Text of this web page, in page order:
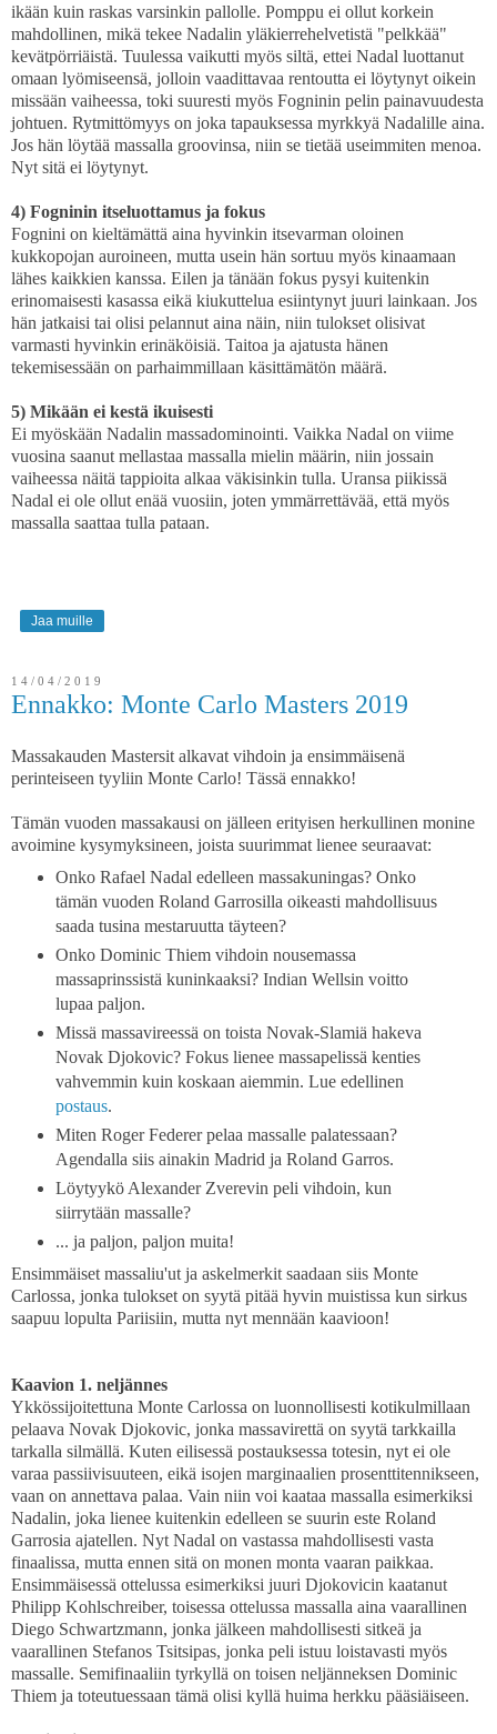
ikään kuin raskas varsinkin pallolle. Pomppu ei ollut korkein
mahdollinen, mikä tekee Nadalin yläkierrehelvetistä "pelkkää"
kevätpörriäistä. Tuulessa vaikutti myös siltä, ettei Nadal luottanut
omaan lyömiseensä, jolloin vaadittavaa rentoutta ei löytynyt oikein
missään vaiheessa, toki suuresti myös Fogninin pelin painavuudesta
johtuen. Rytmittömyys on joka tapauksessa myrkkyä Nadalille aina.
Jos hän löytää massalla groovinsa, niin se tietää useimmiten menoa.
Nyt sitä ei löytynyt.
4) Fogninin itseluottamus ja fokus
Fognini on kieltämättä aina hyvinkin itsevarman oloinen
kukkopojan auroineen, mutta usein hän sortuu myös kinaamaan
lähes kaikkien kanssa. Eilen ja tänään fokus pysyi kuitenkin
erinomaisesti kasassa eikä kiukuttelua esiintynyt juuri lainkaan. Jos
hän jatkaisi tai olisi pelannut aina näin, niin tulokset olisivat
varmasti hyvinkin erinäköisiä. Taitoa ja ajatusta hänen
tekemisessään on parhaimmillaan käsittämätön määrä.
5) Mikään ei kestä ikuisesti
Ei myöskään Nadalin massadominointi. Vaikka Nadal on viime
vuosina saanut mellastaa massalla mielin määrin, niin jossain
vaiheessa näitä tappioita alkaa väkisinkin tulla. Uransa piikissä
Nadal ei ole ollut enää vuosiin, joten ymmärrettävää, että myös
massalla saattaa tulla pataan.
Jaa muille
14/04/2019
Ennakko: Monte Carlo Masters 2019
Massakauden Mastersit alkavat vihdoin ja ensimmäisenä
perinteiseen tyyliin Monte Carlo! Tässä ennakko!
Tämän vuoden massakausi on jälleen erityisen herkullinen monine
avoimine kysymyksineen, joista suurimmat lienee seuraavat:
Onko Rafael Nadal edelleen massakuningas? Onko
tämän vuoden Roland Garrosilla oikeasti mahdollisuus
saada tusina mestaruutta täyteen?
Onko Dominic Thiem vihdoin nousemassa
massaprinssistä kuninkaaksi? Indian Wellsin voitto
lupaa paljon.
Missä massavireessä on toista Novak-Slamiä hakeva
Novak Djokovic? Fokus lienee massapelissä kenties
vahvemmin kuin koskaan aiemmin. Lue edellinen
postaus.
Miten Roger Federer pelaa massalle palatessaan?
Agendalla siis ainakin Madrid ja Roland Garros.
Löytyykö Alexander Zverevin peli vihdoin, kun
siirrytään massalle?
... ja paljon, paljon muita!
Ensimmäiset massaliu'ut ja askelmerkit saadaan siis Monte
Carlossa, jonka tulokset on syytä pitää hyvin muistissa kun sirkus
saapuu lopulta Pariisiin, mutta nyt mennään kaavioon!
Kaavion 1. neljännes
Ykkössijoitettuna Monte Carlossa on luonnollisesti kotikulmillaan
pelaava Novak Djokovic, jonka massavirettä on syytä tarkkailla
tarkalla silmällä. Kuten eilisessä postauksessa totesin, nyt ei ole
varaa passiivisuuteen, eikä isojen marginaalien prosenttitennikseen,
vaan on annettava palaa. Vain niin voi kaataa massalla esimerkiksi
Nadalin, joka lienee kuitenkin edelleen se suurin este Roland
Garrosia ajatellen. Nyt Nadal on vastassa mahdollisesti vasta
finaalissa, mutta ennen sitä on monen monta vaaran paikkaa.
Ensimmäisessä ottelussa esimerkiksi juuri Djokovicin kaatanut
Philipp Kohlschreiber, toisessa ottelussa massalla aina vaarallinen
Diego Schwartzmann, jonka jälkeen mahdollisesti sitkeä ja
vaarallinen Stefanos Tsitsipas, jonka peli istuu loistavasti myös
massalle. Semifinaaliin tyrkyllä on toisen neljänneksen Dominic
Thiem ja toteutuessaan tämä olisi kyllä huima herkku pääsiäiseen.